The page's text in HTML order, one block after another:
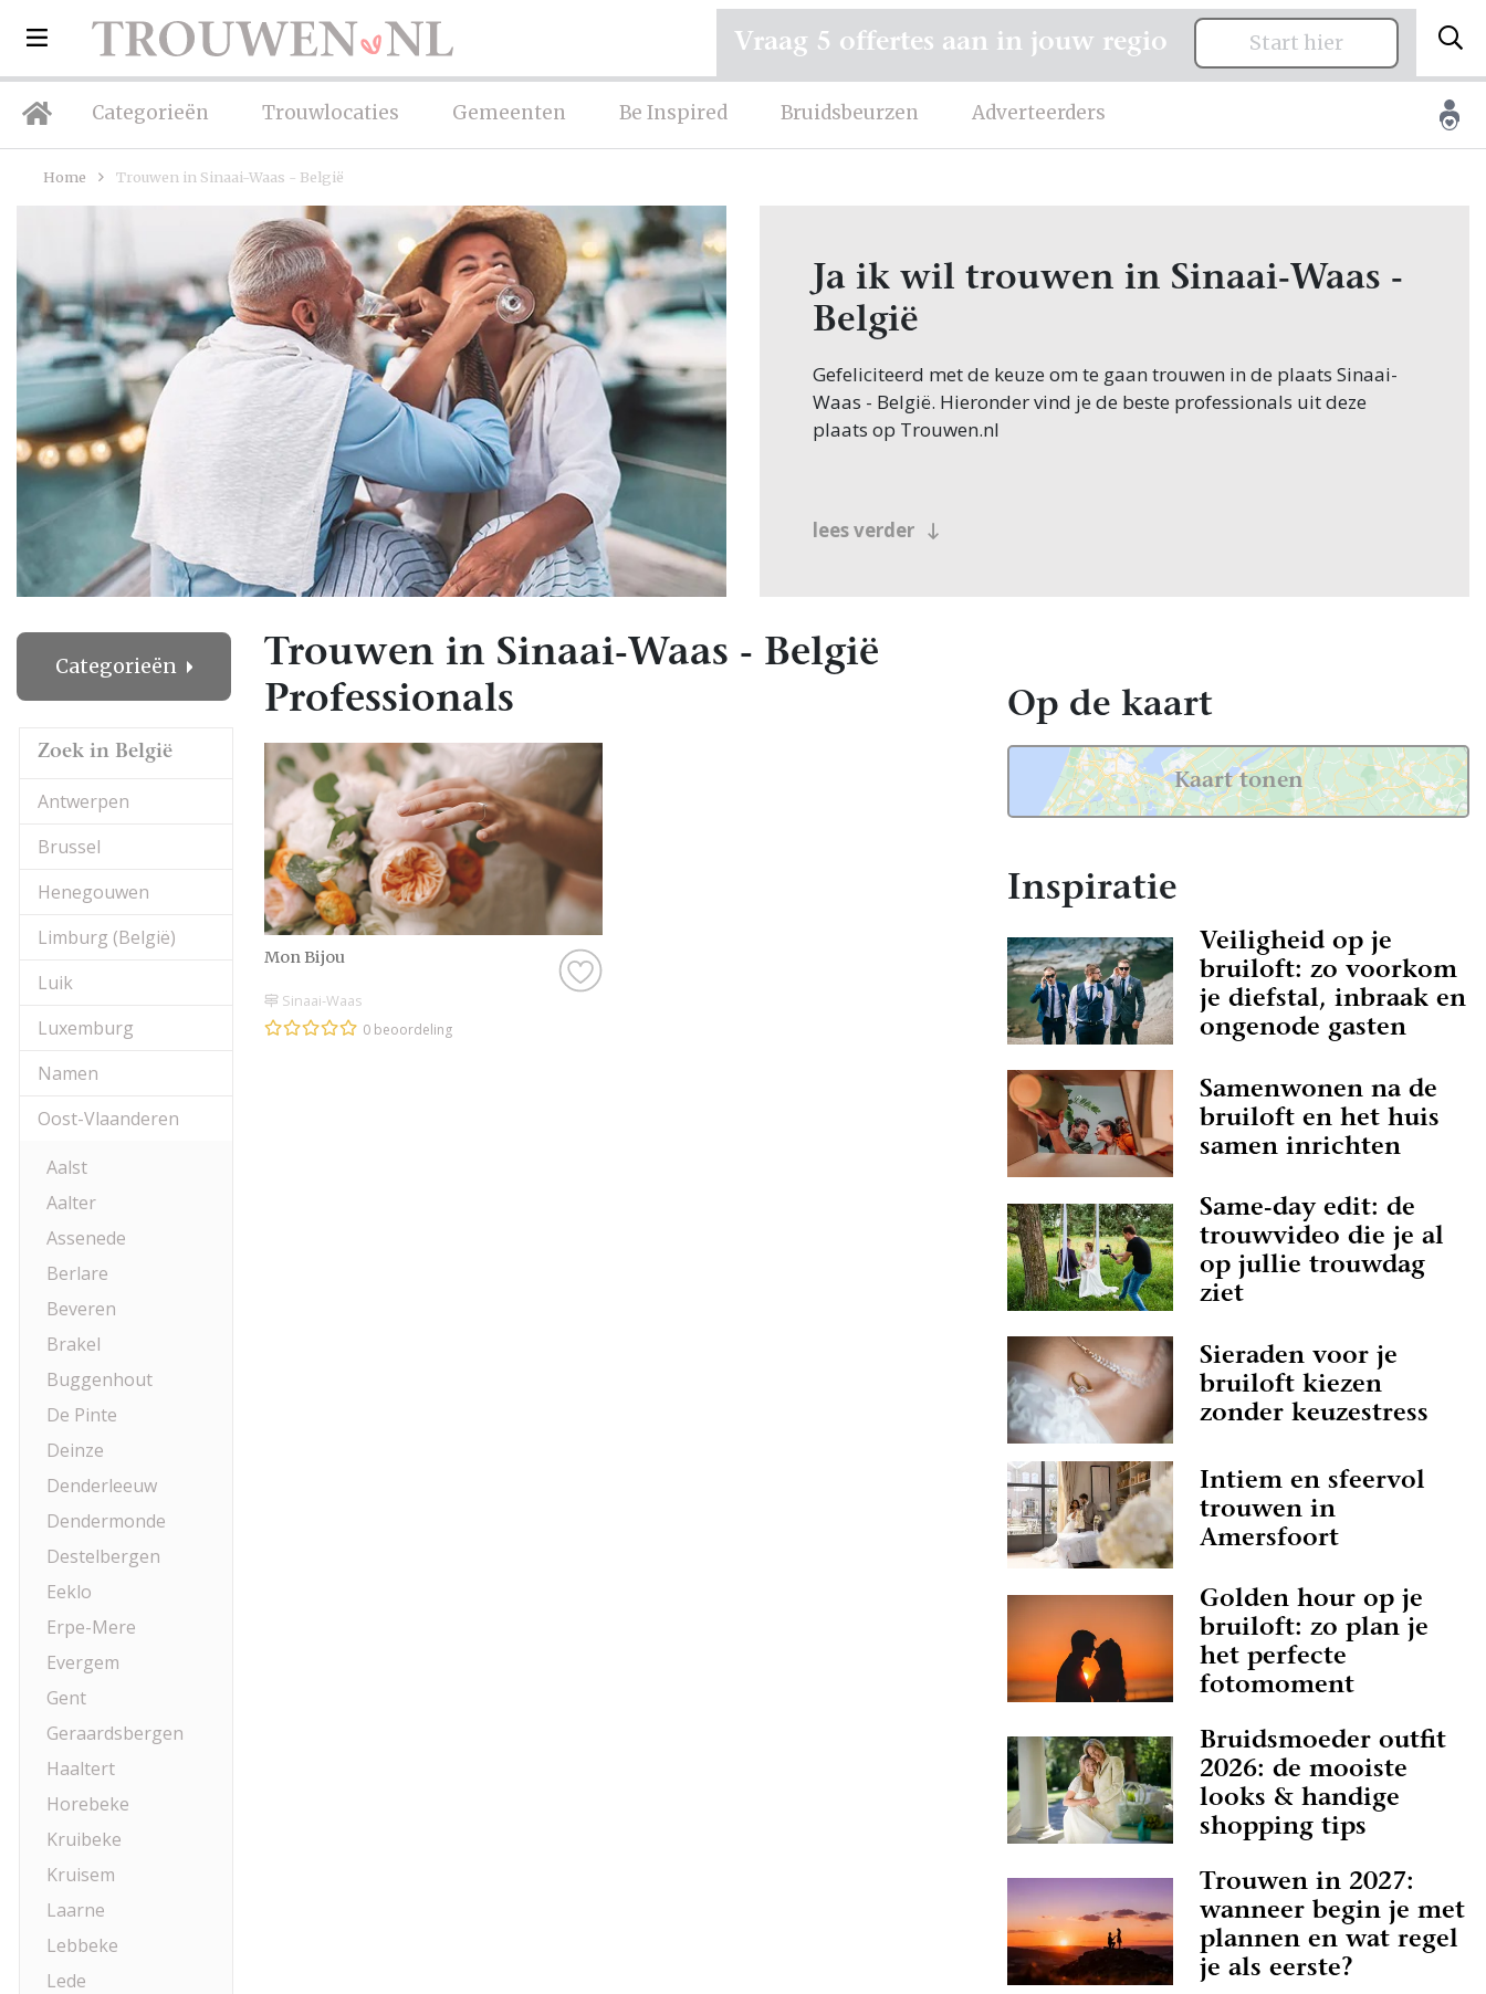
Categorieën Trouwlocaties Gemeenten Be Inspired Bruidsbeurzen Adverteerders
Vraag 5 offertes aan in jouw regio Start hier
Home Trouwen in Sinaai-Waas - België
Ja ik wil trouwen in Sinaai-Waas -
België
Gefeliciteerd met de keuze om te gaan trouwen in de plaats Sinaai-
Waas - België. Hieronder vind je de beste professionals uit deze
plaats op Trouwen.nl
lees verder
Categorieën
Zoek in België
Antwerpen
Brussel
Henegouwen
Limburg (België)
Luik
Luxemburg
Namen
Oost-Vlaanderen
Aalst
Aalter
Assenede
Berlare
Beveren
Brakel
Buggenhout
De Pinte
Deinze
Denderleeuw
Dendermonde
Destelbergen
Eeklo
Erpe-Mere
Evergem
Gent
Geraardsbergen
Haaltert
Horebeke
Kruibeke
Kruisem
Laarne
Lebbeke
Lede
Trouwen in Sinaai-Waas - België
Professionals
Mon Bijou
Sinaai-Waas
0 beoordeling
Op de kaart
Kaart tonen
Inspiratie
Veiligheid op je
bruiloft: zo voorkom
je diefstal, inbraak en
ongenode gasten
Samenwonen na de
bruiloft en het huis
samen inrichten
Same-day edit: de
trouwvideo die je al
op jullie trouwdag
ziet
Sieraden voor je
bruiloft kiezen
zonder keuzestress
Intiem en sfeervol
trouwen in
Amersfoort
Golden hour op je
bruiloft: zo plan je
het perfecte
fotomoment
Bruidsmoeder outfit
2026: de mooiste
looks & handige
shopping tips
Trouwen in 2027:
wanneer begin je met
plannen en wat regel
je als eerste?